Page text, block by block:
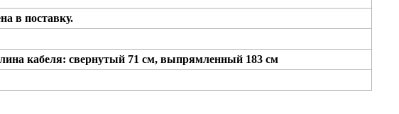
в поставку.
кабеля: свернутый 71 см, выпрямленный 183 см